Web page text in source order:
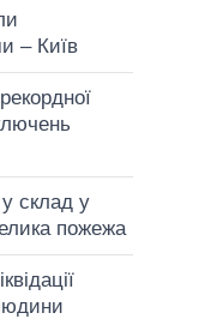
– Київ
склад у
пожежа